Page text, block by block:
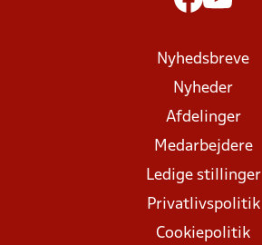
Nyhedsbreve
Nyheder
Afdelinger
Medarbejdere
Ledige stillinger
Privatlivspolitik
Cookiepolitik